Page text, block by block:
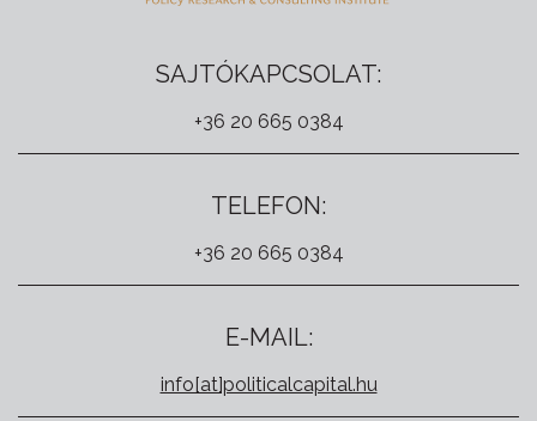
SAJTÓKAPCSOLAT:
+36 20 665 0384
TELEFON:
+36 20 665 0384
E-MAIL:
info[at]politicalcapital.hu